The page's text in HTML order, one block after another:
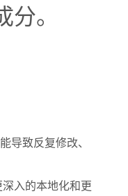
。
导致反复修改、
入的本地化和更